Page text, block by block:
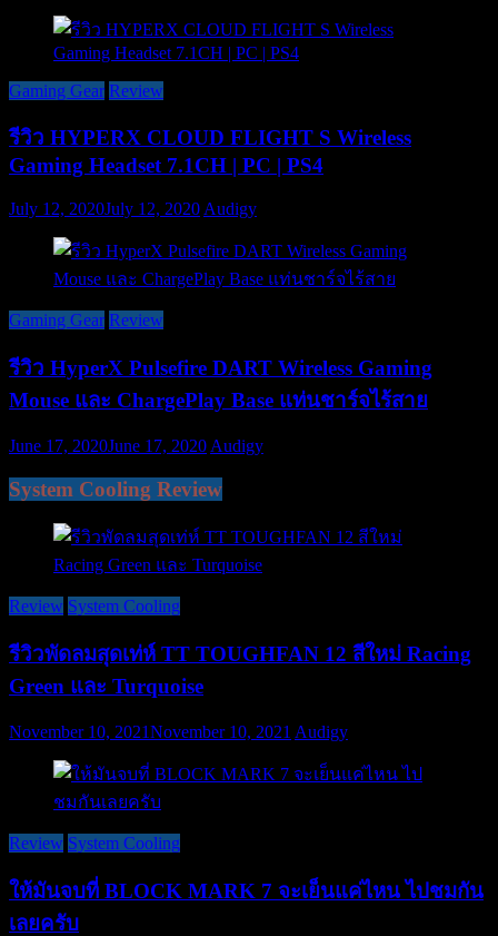
Gaming Gear Review
รีวิว HYPERX CLOUD FLIGHT S Wireless
Gaming Headset 7.1CH | PC | PS4
July 12, 2020July 12, 2020 Audigy
Gaming Gear Review
รีวิว HyperX Pulsefire DART Wireless Gaming
Mouse และ ChargePlay Base แท่นชาร์จไร้สาย
June 17, 2020June 17, 2020 Audigy
System Cooling Review
Review System Cooling
รีวิวพัดลมสุดเท่ห์ TT TOUGHFAN 12 สีใหม่ Racing
Green และ Turquoise
November 10, 2021November 10, 2021 Audigy
Review System Cooling
ให้มันจบที่ BLOCK MARK 7 จะเย็นแค่ไหน ไปชมกัน
เลยครับ